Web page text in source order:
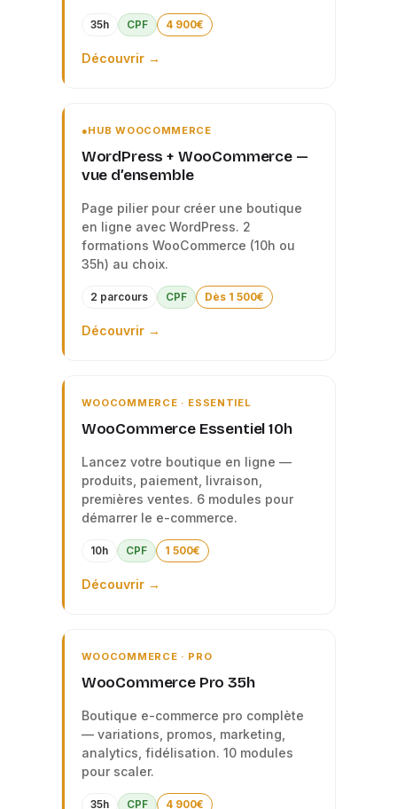
35h CPF 4 900€
Découvrir →
HUB WOOCOMMERCE
WordPress + WooCommerce —
vue d’ensemble
Page pilier pour créer une boutique
en ligne avec WordPress. 2
formations WooCommerce (10h ou
35h) au choix.
2 parcours CPF Dès 1 500€
Découvrir →
WOOCOMMERCE · ESSENTIEL
WooCommerce Essentiel 10h
Lancez votre boutique en ligne —
produits, paiement, livraison,
premières ventes. 6 modules pour
démarrer le e-commerce.
10h CPF 1 500€
Découvrir →
WOOCOMMERCE · PRO
WooCommerce Pro 35h
Boutique e-commerce pro complète
— variations, promos, marketing,
analytics, fidélisation. 10 modules
pour scaler.
35h CPF 4 900€